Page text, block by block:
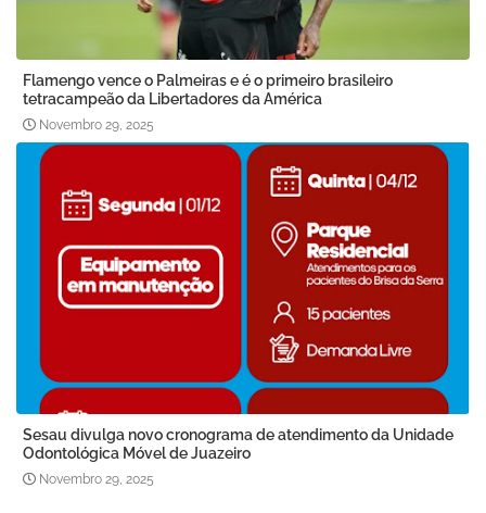
Flamengo vence o Palmeiras e é o primeiro brasileiro
tetracampeão da Libertadores da América
Novembro 29, 2025
Sesau divulga novo cronograma de atendimento da Unidade
Odontológica Móvel de Juazeiro
Novembro 29, 2025